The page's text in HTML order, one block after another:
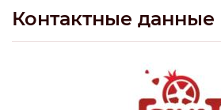
Контактные данные